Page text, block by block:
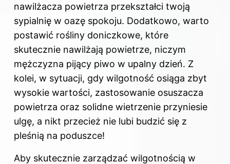
nawilżacza powietrza przekształci twoją
sypialnię w oazę spokoju. Dodatkowo, warto
postawić rośliny doniczkowe, które
skutecznie nawilżają powietrze, niczym
mężczyzna pijący piwo w upalny dzień. Z
kolei, w sytuacji, gdy wilgotność osiąga zbyt
wysokie wartości, zastosowanie osuszacza
powietrza oraz solidne wietrzenie przyniesie
ulgę, a nikt przecież nie lubi budzić się z
pleśnią na poduszce!
Aby skutecznie zarządzać wilgotnością w